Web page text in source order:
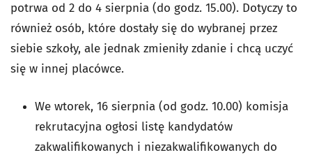
potrwa od 2 do 4 sierpnia (do godz. 15.00). Dotyczy to
również osób, które dostały się do wybranej przez
siebie szkoły, ale jednak zmieniły zdanie i chcą uczyć
się w innej placówce.
We wtorek, 16 sierpnia (od godz. 10.00) komisja
rekrutacyjna ogłosi listę kandydatów
zakwalifikowanych i niezakwalifikowanych do